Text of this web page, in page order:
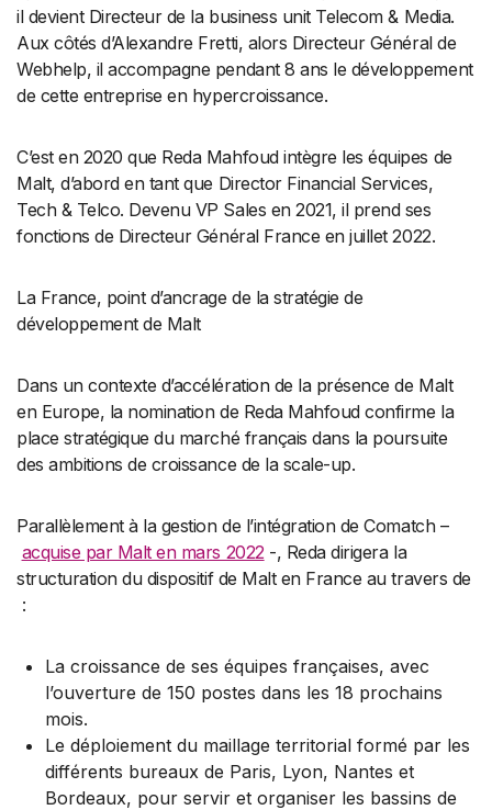
il devient Directeur de la business unit Telecom & Media.
Aux côtés d’Alexandre Fretti, alors Directeur Général de
Webhelp, il accompagne pendant 8 ans le développement
de cette entreprise en hypercroissance.
C’est en 2020 que Reda Mahfoud intègre les équipes de
Malt, d’abord en tant que Director Financial Services,
Tech & Telco. Devenu VP Sales en 2021, il prend ses
fonctions de Directeur Général France en juillet 2022.
La France, point d’ancrage de la stratégie de
développement de Malt
Dans un contexte d’accélération de la présence de Malt
en Europe, la nomination de Reda Mahfoud confirme la
place stratégique du marché français dans la poursuite
des ambitions de croissance de la scale-up.
Parallèlement à la gestion de l’intégration de Comatch –
acquise par Malt en mars 2022-, Reda dirigera la
structuration du dispositif de Malt en France au travers de
:
La croissance de ses équipes françaises, avec
l’ouverture de 150 postes dans les 18 prochains
mois.
Le déploiement du maillage territorial formé par les
différents bureaux de Paris, Lyon, Nantes et
Bordeaux, pour servir et organiser les bassins de